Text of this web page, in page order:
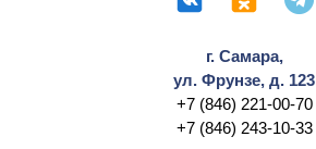
г. Самара,
ул. Фрунзе, д. 123
+7 (846) 221-00-70
+7 (846) 243-10-33